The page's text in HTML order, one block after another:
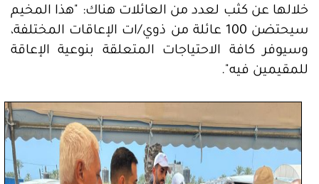
خلالها عن كثب لعدد من العائلات هناك: "هذا المخيم
سيحتضن 100 عائلة من ذوي/ات الإعاقات المختلفة،
وسيوفر كافة الاحتياجات المتعلقة بنوعية الإعاقة
للمقيمين فيه".